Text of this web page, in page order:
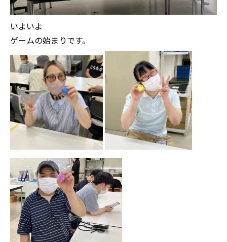
いよいよ
ゲームの始まりです。